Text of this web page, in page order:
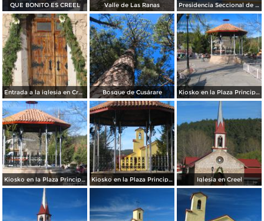
QUE BONITO ES CREEL Valle de Las Ranas Presidencia Seccional de Creel
Entrada a la iglesia en Creel Bosque de Cusárare Kiosko en la Plaza Principal de Creel
Kiosko en la Plaza Principal de Creel Kiosko en la Plaza Principal de Creel Iglesia en Creel